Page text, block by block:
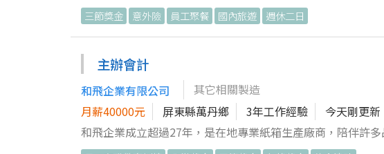
三節獎金 意外險 員工聚餐 國內旅遊 週休二日
主辦會計
和飛企業有限公司
其它相關製造
月薪40000元
屏東縣萬丹鄉 3年工作經驗
今天剛更新
和飛企業成立超過27年，是在地專業紙箱生產廠商，陪伴許多品牌把
械化設備、優化生產流程與品質，在穩健中追求創新，也很重視財務數據帶給營運